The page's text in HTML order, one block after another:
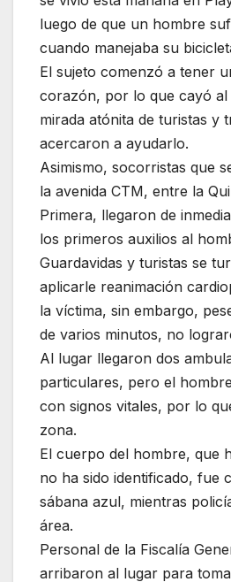
luego de que un hombre
cuando manejaba su
El sujeto comenzó a tener
corazón, por lo que cayó al
mirada atónita de turistas y
acercaron a ayudarlo.
Asimismo, socorristas que
la avenida CTM, entre la
Primera, llegaron de
los primeros auxilios al
Guardavidas y turistas se
aplicarle reanimación
la víctima, sin embargo,
de varios minutos, no
Al lugar llegaron dos
particulares, pero el
con signos vitales, por lo
zona.
El cuerpo del hombre, que
no ha sido identificado, fue
sábana azul, mientras
área.
Personal de la Fiscalía
arribaron al lugar para